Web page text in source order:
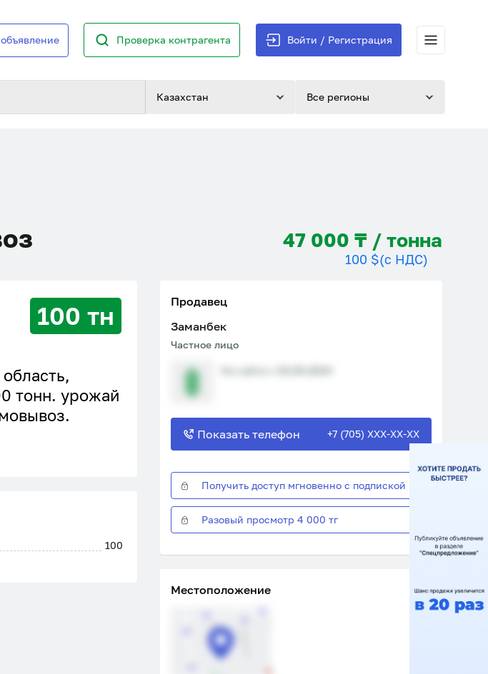
Проверка контрагента Войти / Регистрация
Казахстан Все регионы
47 000 ₸ / тонна
100 $(с НДС)
100 тн
тонн. урожай
100
Продавец
Заманбек
Частное лицо
Показать телефон +7 (705) XXX-XX-XX
Получить доступ мгновенно с подпиской
Разовый просмотр 4 000 тг
Местоположение